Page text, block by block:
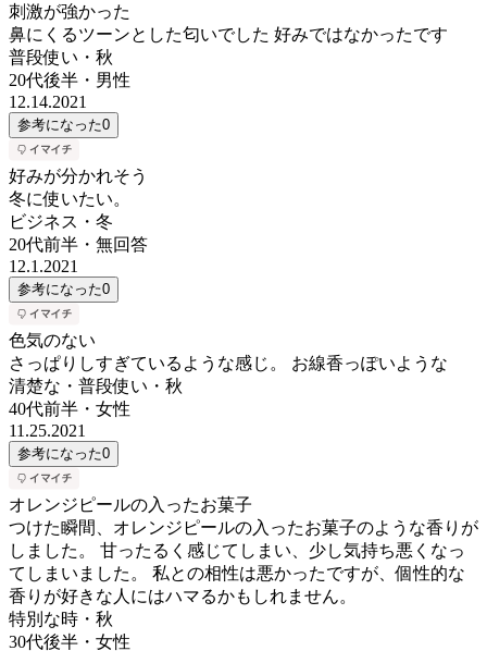
刺激が強かった
鼻にくるツーンとした匂いでした 好みではなかったです
普段使い・秋
20代後半 ・ 男性
12.14.2021
参考になった0
好みが分かれそう
冬に使いたい。
ビジネス・冬
20代前半 ・ 無回答
12.1.2021
参考になった0
色気のない
さっぱりしすぎているような感じ。 お線香っぽいような
清楚な・普段使い・秋
40代前半 ・ 女性
11.25.2021
参考になった0
オレンジピールの入ったお菓子
つけた瞬間、オレンジピールの入ったお菓子のような香りが
しました。 甘ったるく感じてしまい、少し気持ち悪くなっ
てしまいました。 私との相性は悪かったですが、個性的な
香りが好きな人にはハマるかもしれません。
特別な時・秋
30代後半 ・ 女性